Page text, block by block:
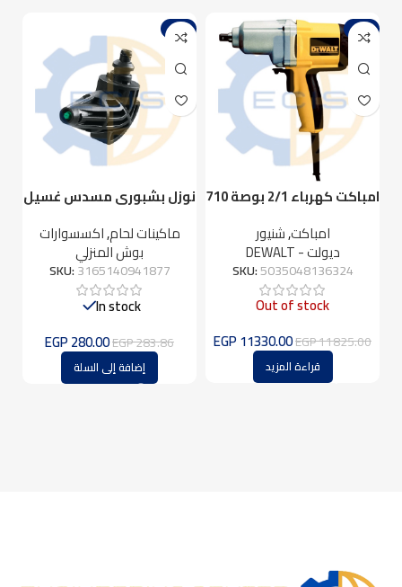
-4%
امباكت كهرباء 2/1 بوصة 710
امباكت,شنيور
ديولت - DEWALT
SKU:5035048136324
Out of stock
EGP11825.00
EGP11330.00
قراءة المزيد
-1%
نوزل بشبوري مسدس غسيل
بوشماكينات لحام,اكسسوارات
بوش المنزلي
SKU:3165140941877
In stock
EGP283.86
EGP280.00
إضافة إلى السلة